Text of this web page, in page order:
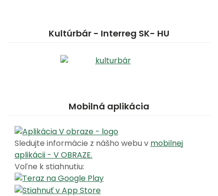
Kultúrbár - Interreg SK- HU
Mobilná aplikácia
Sledujte informácie z nášho webu v mobilnej
aplikácii - V OBRAZE.
Voľne k stiahnutiu: